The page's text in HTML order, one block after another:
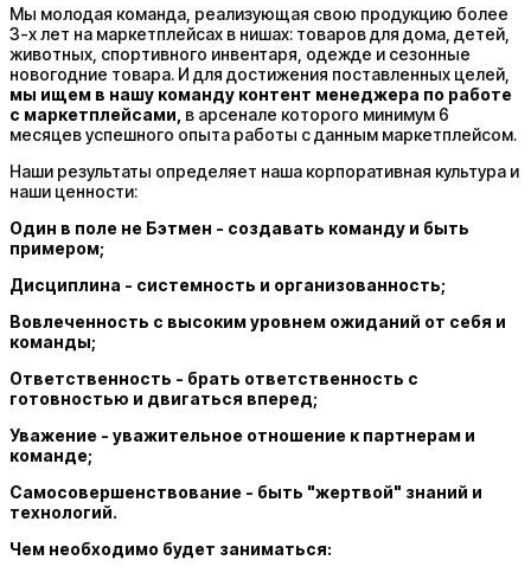
Мы молодая команда, реализующая свою продукцию более
3-х лет на маркетплейсах в нишах: товаров для дома, детей,
животных, спортивного инвентаря, одежде и сезонные
новогодние товара. И для достижения поставленных целей,
мы ищем в нашу команду контент менеджера по работе
с маркетплейсами, в арсенале которого минимум 6
месяцев успешного опыта работы с данным маркетплейсом.
Наши результаты определяет наша корпоративная культура и
наши ценности:
Один в поле не Бэтмен - создавать команду и быть
примером;
Дисциплина - системность и организованность;
Вовлеченность с высоким уровнем ожиданий от себя и
команды;
Ответственность - брать ответственность с
готовностью и двигаться вперед;
Уважение - уважительное отношение к партнерам и
команде;
Самосовершенствование - быть "жертвой" знаний и
технологий.
Чем необходимо будет заниматься: